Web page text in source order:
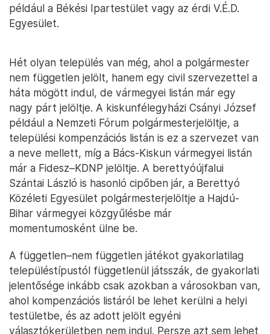
például a Békési Ipartestület vagy az érdi V.É.D.
Egyesület.
Hét olyan település van még, ahol a polgármester
nem független jelölt, hanem egy civil szervezettel a
háta mögött indul, de vármegyei listán már egy
nagy párt jelöltje. A kiskunfélegyházi Csányi József
például a Nemzeti Fórum polgármesterjelöltje, a
települési kompenzációs listán is ez a szervezet van
a neve mellett, míg a Bács-Kiskun vármegyei listán
már a Fidesz–KDNP jelöltje. A berettyóújfalui
Szántai László is hasonló cipőben jár, a Berettyó
Közéleti Egyesület polgármesterjelöltje a Hajdú-
Bihar vármegyei közgyűlésbe már
momentumosként ülne be.
A független–nem független játékot gyakorlatilag
településtípustól függetlenül játsszák, de gyakorlati
jelentősége inkább csak azokban a városokban van,
ahol kompenzációs listáról be lehet kerülni a helyi
testületbe, és az adott jelölt egyéni
választókerületben nem indul. Persze azt sem lehet